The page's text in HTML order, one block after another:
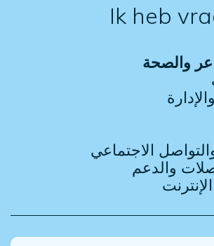
Ik heb
والصحة
الاجتماعي
والدعم